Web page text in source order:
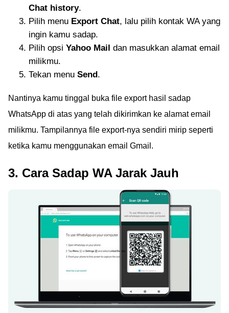
Chat history.
Pilih menu Export Chat, lalu pilih kontak WA yang
ingin kamu sadap.
Pilih opsi Yahoo Mail dan masukkan alamat email
milikmu.
Tekan menu Send.
Nantinya kamu tinggal buka file export hasil sadap
WhatsApp di atas yang telah dikirimkan ke alamat email
milikmu. Tampilannya file export-nya sendiri mirip seperti
ketika kamu menggunakan email Gmail.
3. Cara Sadap WA Jarak Jauh